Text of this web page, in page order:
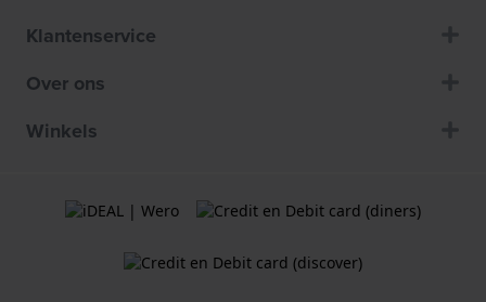
Klantenservice
Over ons
Winkels